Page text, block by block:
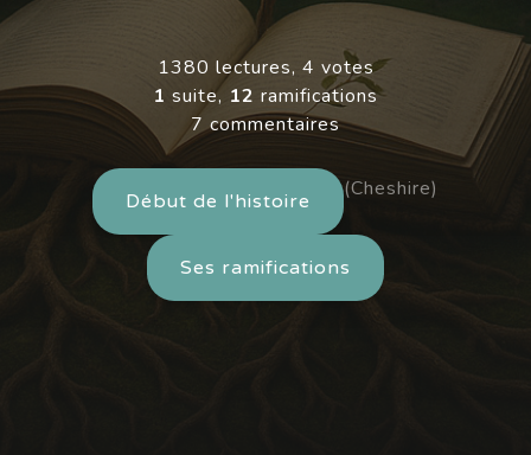
1380 lectures, 4 votes
1 suite, 12 ramifications
7 commentaires
Début de l'histoire (Cheshire)
Ses ramifications